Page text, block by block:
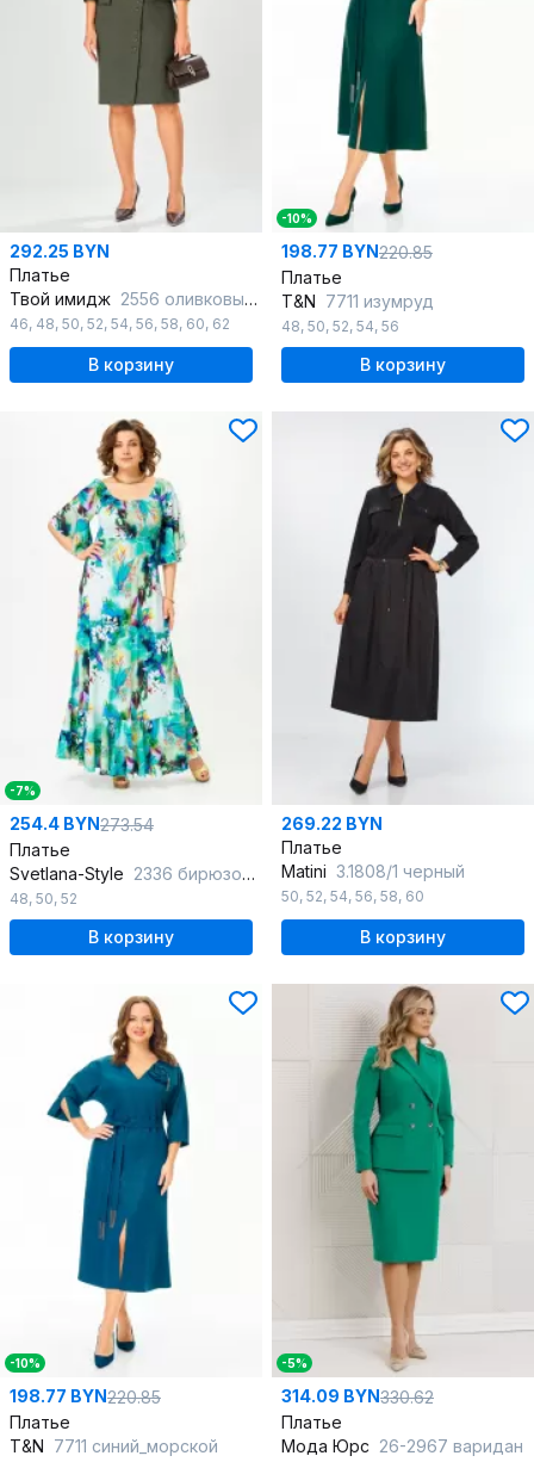
292.25 BYN
Платье
Твой имидж 2556 оливковый_в_клетку
46, 48, 50, 52, 54, 56, 58, 60, 62
В корзину
-10%
198.77 BYN220.85
Платье
T&N 7711 изумруд
48, 50, 52, 54, 56
В корзину
-7%
254.4 BYN273.54
Платье
Svetlana-Style 2336 бирюзовый
48, 50, 52
В корзину
269.22 BYN
Платье
Matini 3.1808/1 черный
50, 52, 54, 56, 58, 60
В корзину
-10%
198.77 BYN220.85
Платье
T&N 7711 синий_морской
-5%
314.09 BYN330.62
Платье
Мода Юрс 26-2967 варидан